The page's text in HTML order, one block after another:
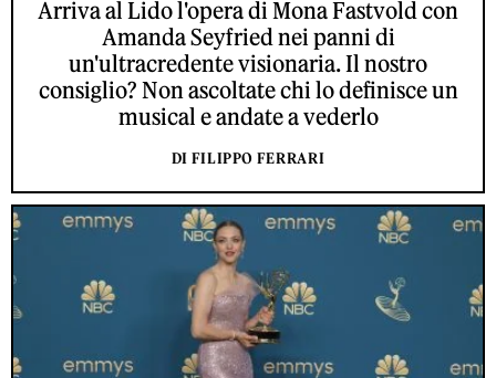
Arriva al Lido l'opera di Mona Fastvold con
Amanda Seyfried nei panni di
un'ultracredente visionaria. Il nostro
consiglio? Non ascoltate chi lo definisce un
musical e andate a vederlo
DI FILIPPO FERRARI